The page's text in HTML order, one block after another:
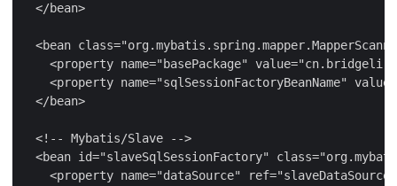
  </bean>
<bean
<property name="basePackage"
<property name="sqlSessionFactoryBeanName"
  </bean>
  <!-- Mybatis/Slave -->
<bean id="slaveSqlSessionFactory"
<property name="dataSource"